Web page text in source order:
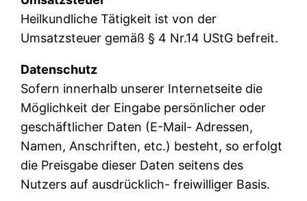
Heilkundliche Tätigkeit ist von der
Umsatzsteuer gemäß § 4 Nr.14 UStG befreit.
Datenschutz
Sofern innerhalb unserer Internetseite die
Möglichkeit der Eingabe persönlicher oder
geschäftlicher Daten (E-Mail- Adressen,
Namen, Anschriften, etc.) besteht, so erfolgt
die Preisgabe dieser Daten seitens des
Nutzers auf ausdrücklich- freiwilliger Basis.